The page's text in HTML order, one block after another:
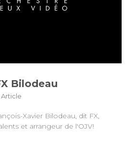
Bilodeau
Article
Xavier Bilodeau, dit FX,
et arrangeur de l'OJV!